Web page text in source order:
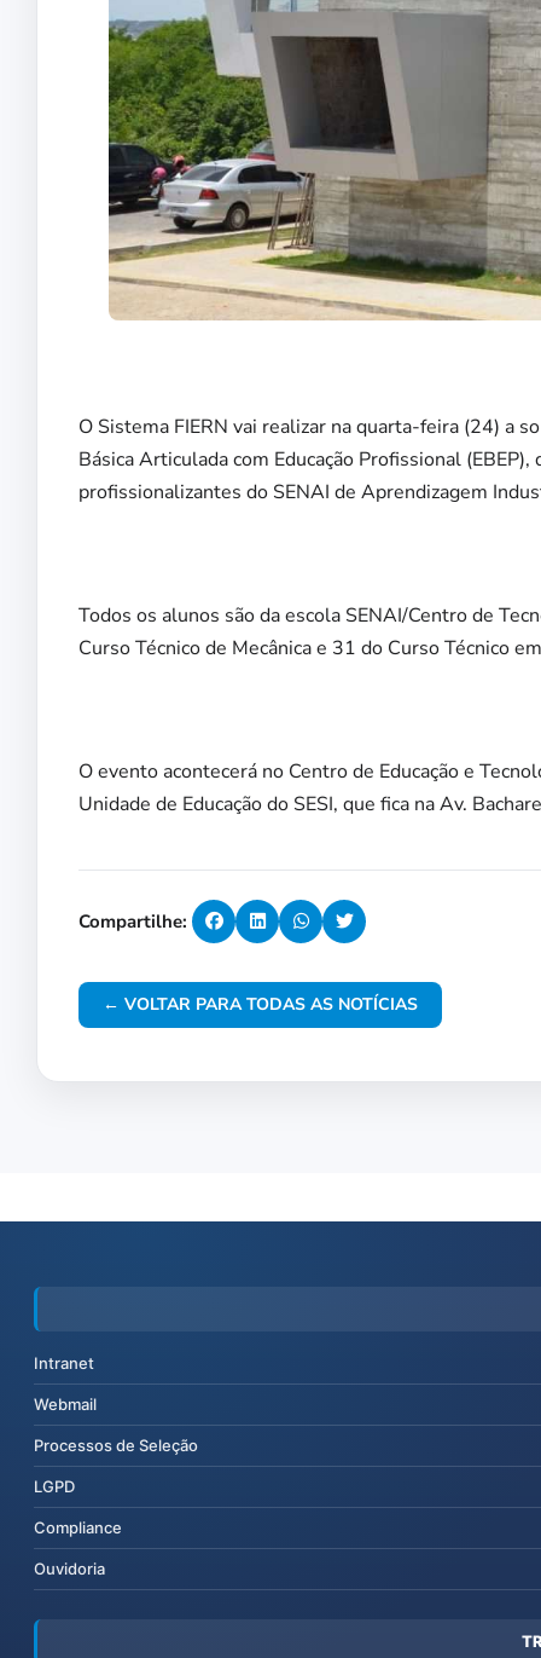
O Sistema FIERN vai realizar na quarta-feira (24) a
Básica Articulada com Educação Profissional
profissionalizantes do SENAI de Aprendizagem
Todos os alunos são da escola SENAI/Centro de
Curso Técnico de Mecânica e 31 do Curso Técnico
O evento acontecerá no Centro de Educação e
Unidade de Educação do SESI, que fica na Av.
Compartilhe:
← VOLTAR PARA TODAS AS NOTÍCIAS
Intranet
Webmail
Processos de Seleção
LGPD
Compliance
Ouvidoria